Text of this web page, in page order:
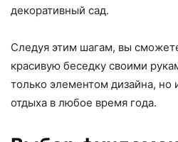
декоративный сад.
Следуя этим шагам, вы
красивую беседку своими
только элементом дизайна,
отдыха в любое время года.